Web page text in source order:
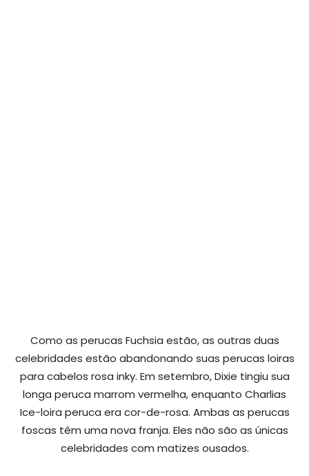
Como as perucas Fuchsia estão, as outras duas
celebridades estão abandonando suas perucas loiras
para cabelos rosa inky. Em setembro, Dixie tingiu sua
longa peruca marrom vermelha, enquanto Charlias
Ice-loira peruca era cor-de-rosa. Ambas as perucas
foscas têm uma nova franja. Eles não são as únicas
celebridades com matizes ousados.